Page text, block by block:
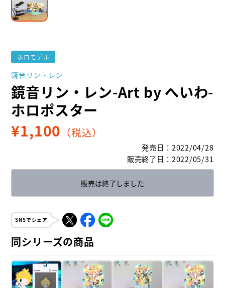
ホロモデル
鏡音リン・レン
鏡音リン・レン-Art by へいわ-
ホロポスター
¥1,100 （税込）
発売日 ： 2022/04/28
販売終了日 ： 2022/05/31
販売は終了しました
SNSでシェア
同シリーズの商品